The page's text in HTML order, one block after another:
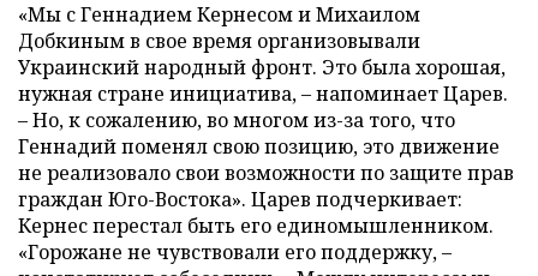
«Мы с Геннадием Кернесом и Михаилом
Добкиным в свое время организовывали
Украинский народный фронт. Это была хорошая,
нужная стране инициатива,–напоминает Царев.
– Но, к сожалению, во многом из-за того, что
Геннадий поменял свою позицию, это движение
не реализовало свои возможности по защите прав
граждан Юго-Востока». Царев подчеркивает:
Кернес перестал быть его единомышленником.
«Горожане не чувствовали его поддержку,–